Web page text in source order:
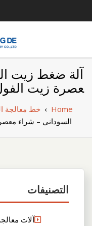
آلة ضغط زيت
عصرة زيت
Home
› خط معالجة
السوداني – شراء
التصنيفات
آلات